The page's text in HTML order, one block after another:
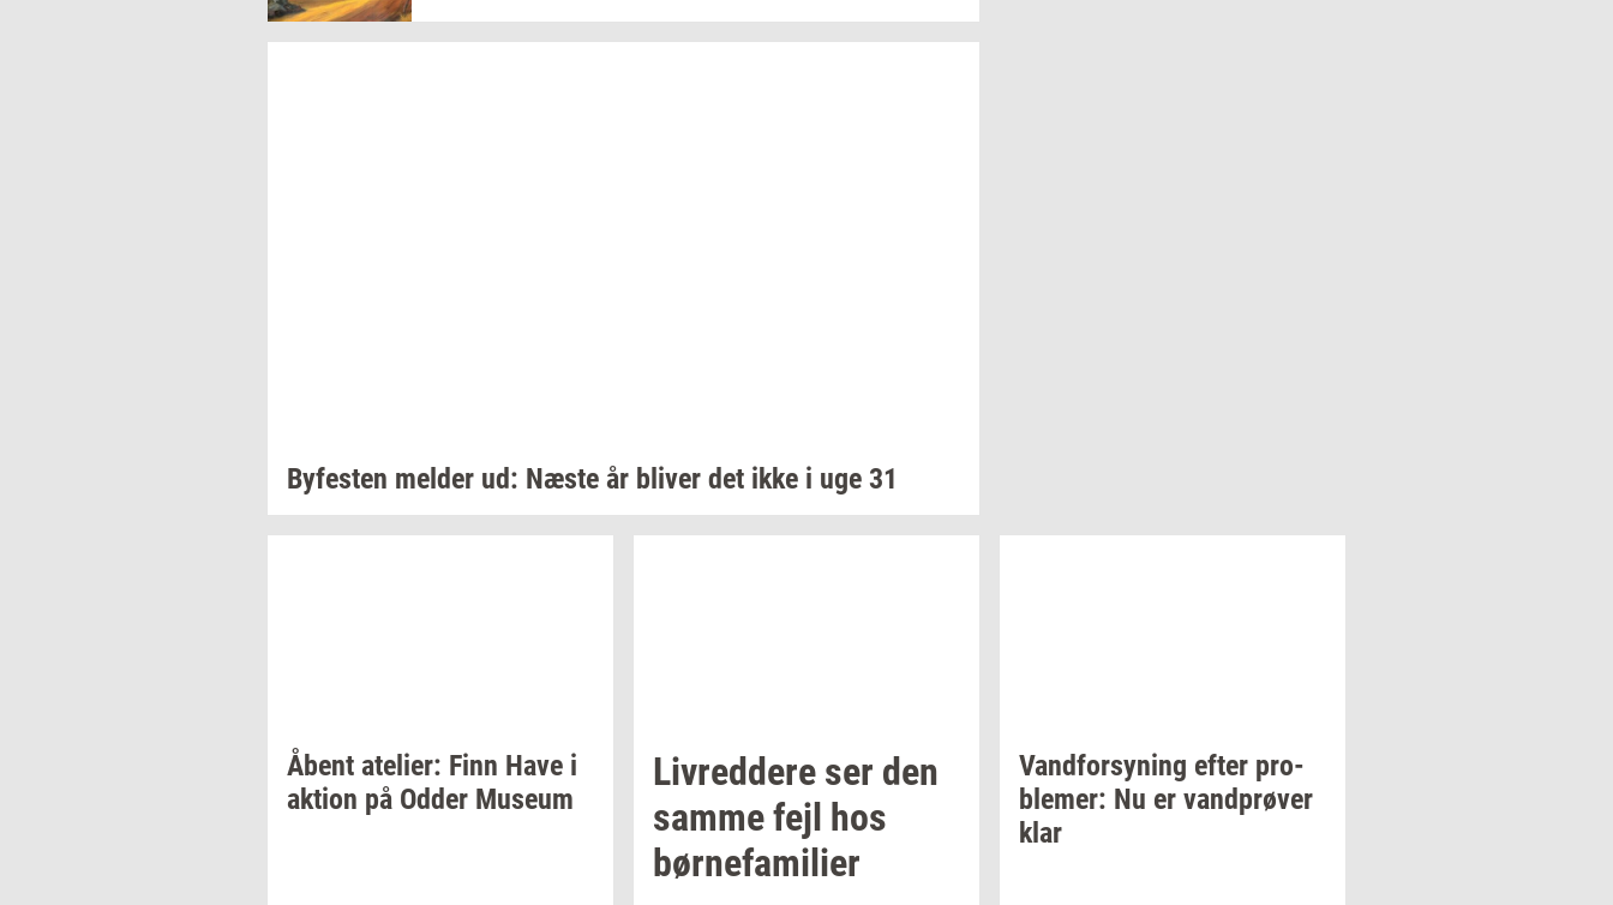
By­fe­sten mel­der ud: Næste år bli­ver det ikke i uge 31
Åbent ate­li­er: Finn Have i
ak­tion på Odder Mu­se­um
Liv­red­dere ser den
samme fejl hos
bør­ne­fa­mi­li­er
Vand­for­sy­ning efter pro­
ble­mer: Nu er vand­prø­ver
klar